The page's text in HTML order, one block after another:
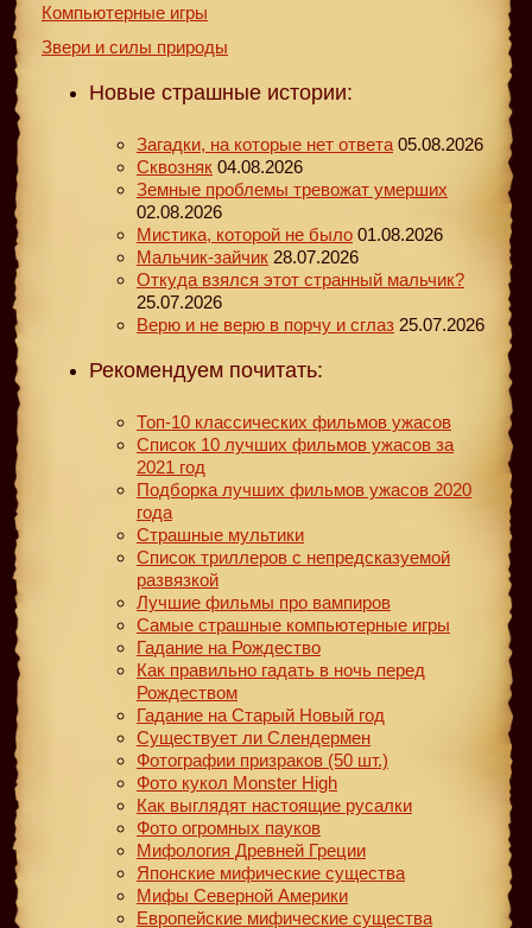
Компьютерные игры
Звери и силы природы
Новые страшные истории:
Загадки, на которые нет ответа 05.08.2026
Сквозняк 04.08.2026
Земные проблемы тревожат умерших
02.08.2026
Мистика, которой не было 01.08.2026
Мальчик-зайчик 28.07.2026
Откуда взялся этот странный мальчик?
25.07.2026
Верю и не верю в порчу и сглаз 25.07.2026
Рекомендуем почитать:
Топ-10 классических фильмов ужасов
Список 10 лучших фильмов ужасов за
2021 год
Подборка лучших фильмов ужасов 2020
года
Страшные мультики
Список триллеров с непредсказуемой
развязкой
Лучшие фильмы про вампиров
Самые страшные компьютерные игры
Гадание на Рождество
Как правильно гадать в ночь перед
Рождеством
Гадание на Старый Новый год
Существует ли Слендермен
Фотографии призраков (50 шт.)
Фото кукол Monster High
Как выглядят настоящие русалки
Фото огромных пауков
Мифология Древней Греции
Японские мифические существа
Мифы Северной Америки
Европейские мифические существа